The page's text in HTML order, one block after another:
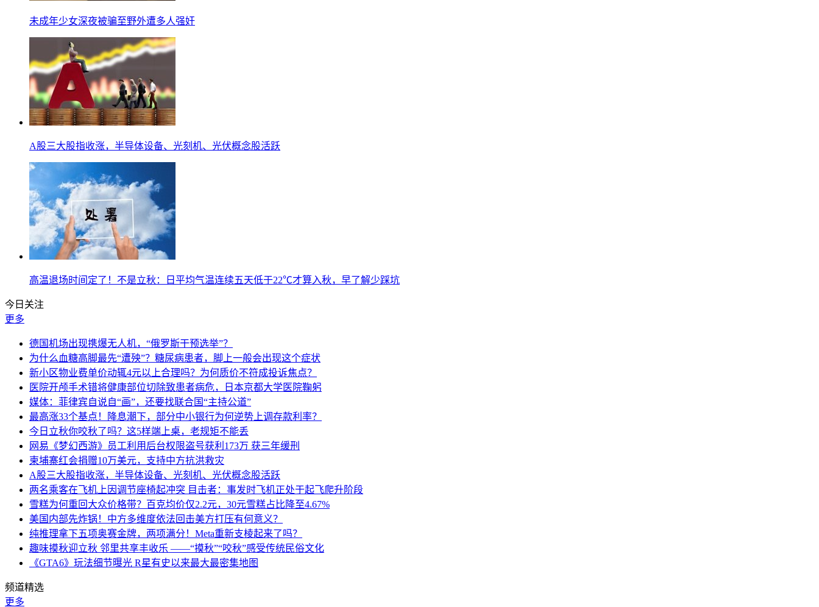
未成年少女深夜被骗至野外遭多人强奸
A股三大股指收涨，半导体设备、光刻机、光伏概念股活跃
高温退场时间定了！不是立秋：日平均气温连续五天低于22℃才算入秋，早了解少踩坑
今日关注
更多
德国机场出现携爆无人机，“俄罗斯干预选举”？
为什么血糖高脚最先“遭殃”？糖尿病患者，脚上一般会出现这个症状
新小区物业费单价动辄4元以上合理吗？为何质价不符成投诉焦点？
医院开颅手术错将健康部位切除致患者病危，日本京都大学医院鞠躬
媒体：菲律宾自说自“画”，还要找联合国“主持公道”
最高涨33个基点！降息潮下，部分中小银行为何逆势上调存款利率？
今日立秋你咬秋了吗？这5样端上桌，老规矩不能丢
网易《梦幻西游》员工利用后台权限盗号获利173万 获三年缓刑
柬埔寨红会捐赠10万美元，支持中方抗洪救灾
A股三大股指收涨，半导体设备、光刻机、光伏概念股活跃
两名乘客在飞机上因调节座椅起冲突 目击者：事发时飞机正处于起飞爬升阶段
雪糕为何重回大众价格带？百克均价仅2.2元，30元雪糕占比降至4.67%
美国内部先炸锅！中方多维度依法回击美方打压有何意义？
纯推理拿下五项奥赛金牌，两项满分！Meta重新支棱起来了吗？
趣味摸秋迎立秋 邻里共享丰收乐 ——“摸秋”“咬秋”感受传统民俗文化
《GTA6》玩法细节曝光 R星有史以来最大最密集地图
频道精选
更多